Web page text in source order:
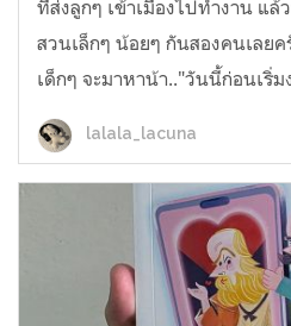
ที่ส่งลูกๆ เข้าเมืองไปทำงาน แ
สวนเล็กๆ น้อยๆ กันสองคนเลย
เด็กๆ จะมาหาน้า.."วันนี้ก่อนเริ่
lalala_lacuna